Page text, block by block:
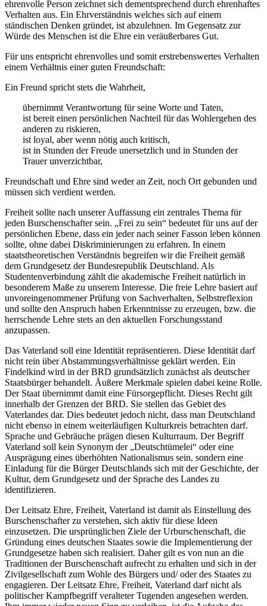
ehrenvolle Person zeichnet sich dementsprechend durch ehrenhaftes
Verhalten aus. Ein Ehrverständnis welches sich auf einem
ständischen Denken gründet, ist abzulehnen. Im Gegensatz zur
Würde des Menschen ist die Ehre ein veräußerbares Gut.
Für uns entspricht ehrenvolles und somit erstrebenswertes Verhalten
einem Verhältnis einer guten Freundschaft:
Ein Freund spricht stets die Wahrheit,
übernimmt Verantwortung für seine Worte und Taten,
ist bereit einen persönlichen Nachteil für das Wohlergehen des
anderen zu riskieren,
ist loyal, aber wenn nötig auch kritisch,
ist in Stunden der Freude unersetzlich und in Stunden der
Trauer unverzichtbar,
Freundschaft und Ehre sind weder an Zeit, noch Ort gebunden und
müssen sich verdient werden.
Freiheit sollte nach unserer Auffassung ein zentrales Thema für
jeden Burschenschafter sein. „Frei zu sein“ bedeutet für uns auf der
persönlichen Ebene, dass ein jeder nach seiner Fasson leben können
sollte, ohne dabei Diskriminierungen zu erfahren. In einem
staatstheoretischen Verständnis begreifen wir die Freiheit gemäß
dem Grundgesetz der Bundesrepublik Deutschland. Als
Studentenverbindung zählt die akademische Freiheit natürlich in
besonderem Maße zu unserem Interesse. Die freie Lehre basiert auf
unvoreingenommener Prüfung von Sachverhalten, Selbstreflexion
und sollte den Anspruch haben Erkenntnisse zu erzeugen, bzw. die
herrschende Lehre stets an den aktuellen Forschungsstand
anzupassen.
Das Vaterland soll eine Identität repräsentieren. Diese Identität darf
nicht rein über Abstammungsverhältnisse geklärt werden. Ein
Findelkind wird in der BRD grundsätzlich zunächst als deutscher
Staatsbürger behandelt. Äußere Merkmale spielen dabei keine Rolle.
Der Staat übernimmt damit eine Fürsorgepflicht. Dieses Recht gilt
innerhalb der Grenzen der BRD. Sie stellen das Gebiet des
Vaterlandes dar. Dies bedeutet jedoch nicht, dass man Deutschland
nicht ebenso in einem weiterläufigen Kulturkreis betrachten darf.
Sprache und Gebräuche prägen diesen Kulturraum. Der Begriff
Vaterland soll kein Synonym der „Deutschtümelei“ oder eine
Ausprägung eines überhöhten Nationalismus sein, sondern eine
Einladung für die Bürger Deutschlands sich mit der Geschichte, der
Kultur, dem Grundgesetz und der Sprache des Landes zu
identifizieren.
Der Leitsatz Ehre, Freiheit, Vaterland ist damit als Einstellung des
Burschenschafter zu verstehen, sich aktiv für diese Ideen
einzusetzen. Die ursprünglichen Ziele der Urburschenschaft, die
Gründung eines deutschen Staates sowie die Implementierung der
Grundgesetze haben sich realisiert. Daher gilt es von nun an die
Traditionen der Burschenschaft aufrecht zu erhalten und sich in der
Zivilgesellschaft zum Wohle des Bürgers und/ oder des Staates zu
engagieren. Der Leitsatz Ehre, Freiheit, Vaterland darf nicht als
politischer Kampfbegriff veralteter Tugenden angesehen werden.